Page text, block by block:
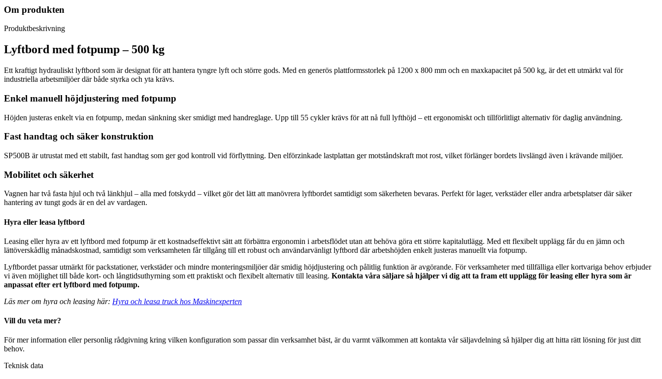
Om produkten
Produktbeskrivning
Lyftbord med fotpump – 500 kg
Ett kraftigt hydrauliskt lyftbord som är designat för att hantera tyngre lyft och större gods. Med en generös plattformsstorlek på 1200 x 800 mm och en maxkapacitet på 500 kg, är det ett utmärkt val för
industriella arbetsmiljöer där både styrka och yta krävs.
Enkel manuell höjdjustering med fotpump
Höjden justeras enkelt via en fotpump, medan sänkning sker smidigt med handreglage. Upp till 55 cykler krävs för att nå full lyfthöjd – ett ergonomiskt och tillförlitligt alternativ för daglig användning.
Fast handtag och säker konstruktion
SP500B är utrustat med ett stabilt, fast handtag som ger god kontroll vid förflyttning. Den elförzinkade lastplattan ger motståndskraft mot rost, vilket förlänger bordets livslängd även i krävande miljöer.
Mobilitet och säkerhet
Vagnen har två fasta hjul och två länkhjul – alla med fotskydd – vilket gör det lätt att manövrera lyftbordet samtidigt som säkerheten bevaras. Perfekt för lager, verkstäder eller andra arbetsplatser där säker
hantering av tungt gods är en del av vardagen.
Hyra eller leasa lyftbord
Leasing eller hyra av ett lyftbord med fotpump är ett kostnadseffektivt sätt att förbättra ergonomin i arbetsflödet utan att behöva göra ett större kapitalutlägg. Med ett flexibelt upplägg får du en jämn och
lättöverskådlig månadskostnad, samtidigt som verksamheten får tillgång till ett robust och användarvänligt lyftbord där arbetshöjden enkelt justeras manuellt via fotpump.
Lyftbordet passar utmärkt för packstationer, verkstäder och mindre monteringsmiljöer där smidig höjdjustering och pålitlig funktion är avgörande. För verksamheter med tillfälliga eller kortvariga behov erbjuder
vi även möjlighet till både kort- och långtidsuthyrning som ett praktiskt och flexibelt alternativ till leasing. Kontakta våra säljare så hjälper vi dig att ta fram ett upplägg för leasing eller hyra som är
anpassat efter ert lyftbord med fotpump.
Läs mer om hyra och leasing här: Hyra och leasa truck hos Maskinexperten
Vill du veta mer?
För mer information eller personlig rådgivning kring vilken konfiguration som passar din verksamhet bäst, är du varmt välkommen att kontakta vår säljavdelning så hjälper dig att hitta rätt lösning för just ditt
behov.
Teknisk data